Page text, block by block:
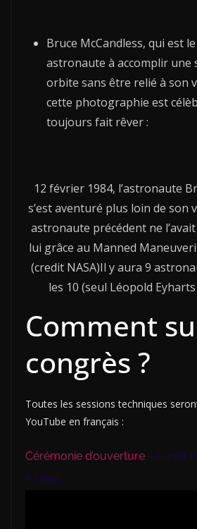
Bruce McCandless, qui est
astronaute à accomplir une
orbite sans être relié à son
cette photographie est
toujours fait rêver :
12 février 1984, l’astronaute
s’est aventuré plus loin de son
astronaute précédent ne
lui grâce au Manned
(credit NASA)Il y aura 9
les 10 (seul Léopold
Comment
congrès ?
Toutes les sessions techniques
YouTube en français :
Cérémonie d’ouverture – Lundi
à 11h15